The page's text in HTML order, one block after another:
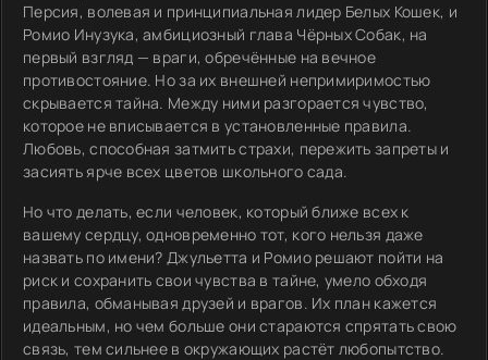
Персия, волевая и принципиальная лидер Белых Кошек, и
Ромио Инузука, амбициозный глава Чёрных Собак, на
первый взгляд — враги, обречённые на вечное
противостояние. Но за их внешней непримиримостью
скрывается тайна. Между ними разгорается чувство,
которое не вписывается в установленные правила.
Любовь, способная затмить страхи, пережить запреты и
засиять ярче всех цветов школьного сада.
Но что делать, если человек, который ближе всех к
вашему сердцу, одновременно тот, кого нельзя даже
назвать по имени? Джульетта и Ромио решают пойти на
риск и сохранить свои чувства в тайне, умело обходя
правила, обманывая друзей и врагов. Их план кажется
идеальным, но чем больше они стараются спрятать свою
связь, тем сильнее в окружающих растёт любопытство.